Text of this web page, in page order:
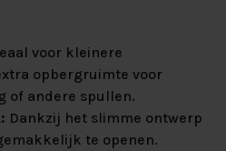
voor kleinere
opbergruimte voor
of andere spullen.
Dankzij het slimme ontwerp
te openen.